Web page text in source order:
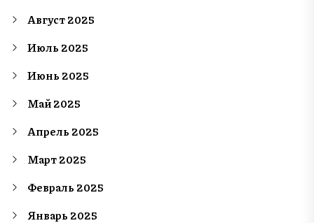
Август 2025
Июль 2025
Июнь 2025
Май 2025
Апрель 2025
Март 2025
Февраль 2025
Январь 2025